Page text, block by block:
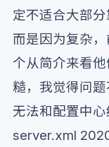
定不适合大部分
而是因为复杂
个从简介来看
糙，我觉得问
无法和配置中
server.xml